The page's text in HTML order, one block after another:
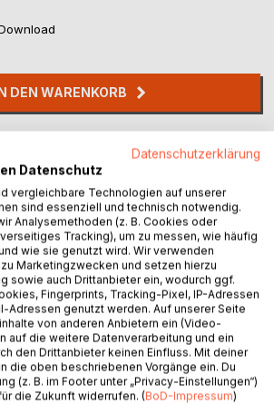
DEN WARENKORB
anerkannte Wahrheit, dass ein Autor
Zeit und einer Idee nichts dringender
Nun, wenn Sie mir die Anpassung
Datenschutzerklärung
Datenschutz
vergleichbare Technologien auf unserer
sind essenziell und technisch notwendig.
Analysemethoden (z. B. Cookies oder
Tracking), um zu messen, wie häufig
wie sie genutzt wird. Wir verwenden
Marketingzwecken und setzen hierzu
sowie auch Drittanbieter ein, wodurch ggf.
Fingerprints, Tracking-Pixel, IP-Adressen
Adressen genutzt werden. Auf unserer Seite
von anderen Anbietern ein (Video-
auf die weitere Datenverarbeitung und ein
den Drittanbieter keinen Einfluss. Mit deiner
die oben beschriebenen Vorgänge ein. Du
(z. B. im Footer unter „Privacy-Einstellungen“)
die Zukunft widerrufen. (BoD-Impressum)